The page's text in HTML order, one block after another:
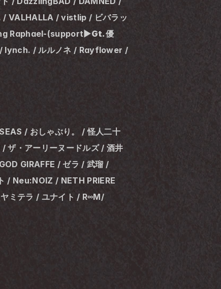
VALHALLA / vistlip / ビバラッ
Raphael-(support▶Gt.優
/ lynch. / ルルノネ / Rayflower /
/ おしゃぶり。 / 怪人二十
ザ・アーリーヌードルズ / 酒井
GIRAFFE / ゼラ / 武瑠 /
/ Neu:NOIZ / NETH PRIERE
ミテラ / ユナイト / R∞M/